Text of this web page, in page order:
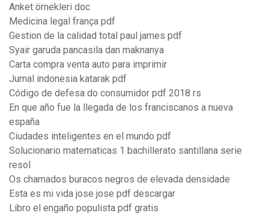
Anket örnekleri doc
Medicina legal frança pdf
Gestion de la calidad total paul james pdf
Syair garuda pancasila dan maknanya
Carta compra venta auto para imprimir
Jurnal indonesia katarak pdf
Código de defesa do consumidor pdf 2018 rs
En que año fue la llegada de los franciscanos a nueva
españa
Ciudades inteligentes en el mundo pdf
Solucionario matematicas 1 bachillerato santillana serie
resol
Os chamados buracos negros de elevada densidade
Esta es mi vida jose jose pdf descargar
Libro el engaño populista pdf gratis